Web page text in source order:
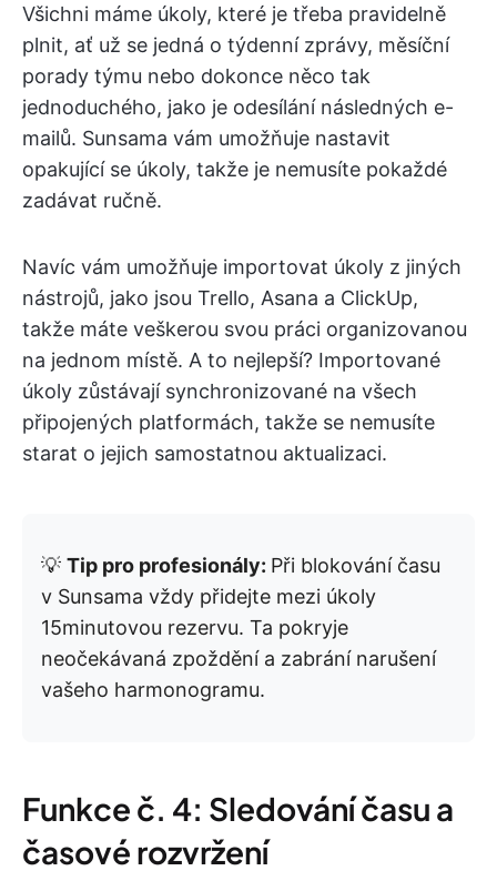
Všichni máme úkoly, které je třeba pravidelně
plnit, ať už se jedná o týdenní zprávy, měsíční
porady týmu nebo dokonce něco tak
jednoduchého, jako je odesílání následných e-
mailů. Sunsama vám umožňuje nastavit
opakující se úkoly, takže je nemusíte pokaždé
zadávat ručně.
Navíc vám umožňuje importovat úkoly z jiných
nástrojů, jako jsou Trello, Asana a ClickUp,
takže máte veškerou svou práci organizovanou
na jednom místě. A to nejlepší? Importované
úkoly zůstávají synchronizované na všech
připojených platformách, takže se nemusíte
starat o jejich samostatnou aktualizaci.
💡 Tip pro profesionály: Při blokování času
v Sunsama vždy přidejte mezi úkoly
15minutovou rezervu. Ta pokryje
neočekávaná zpoždění a zabrání narušení
vašeho harmonogramu.
Funkce č. 4: Sledování času a
časové rozvržení